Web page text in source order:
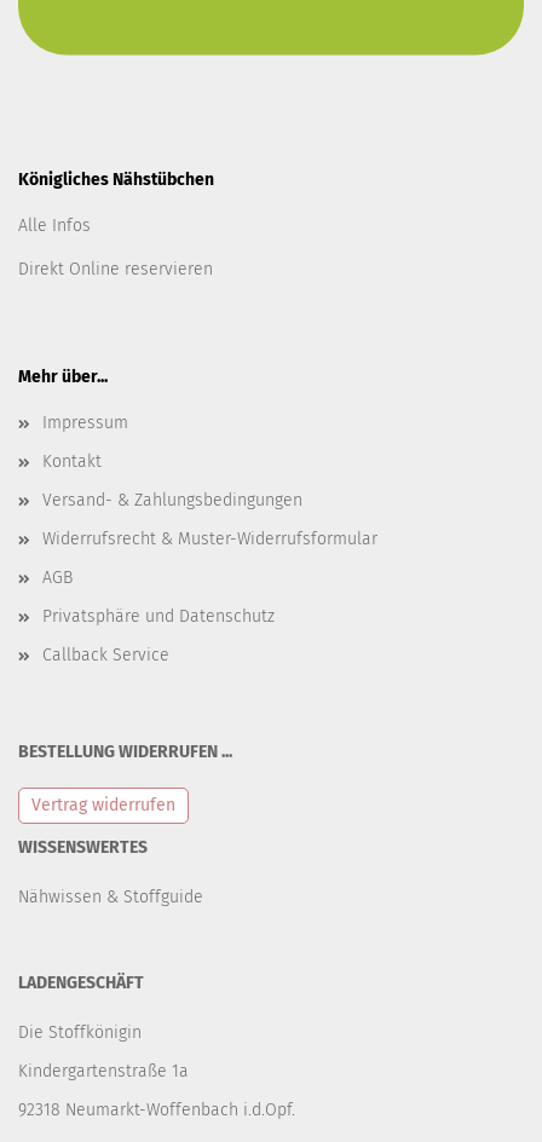
Königliches Nähstübchen
Alle Infos
Direkt Online reservieren
Mehr über...
Impressum
Kontakt
Versand- & Zahlungsbedingungen
Widerrufsrecht & Muster-Widerrufsformular
AGB
Privatsphäre und Datenschutz
Callback Service
BESTELLUNG WIDERRUFEN ...
Vertrag widerrufen
WISSENSWERTES
Nähwissen & Stoffguide
LADENGESCHÄFT
Die Stoffkönigin
Kindergartenstraße 1a
92318 Neumarkt-Woffenbach i.d.Opf.